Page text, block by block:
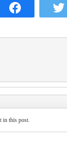
in this post.